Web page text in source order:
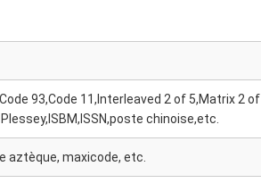
93,Code 11,Interleaved 2 of 5,Matrix 2 of
chinoise,etc.
aztèque, maxicode, etc.